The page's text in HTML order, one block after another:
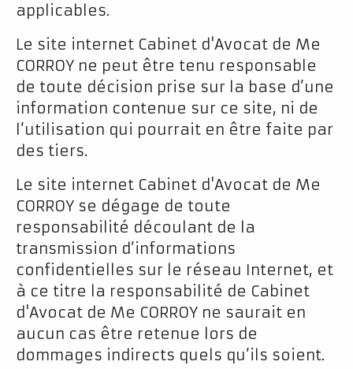
applicables.
Le site internet Cabinet d'Avocat de Me
CORROY ne peut être tenu responsable
de toute décision prise sur la base d’une
information contenue sur ce site, ni de
l’utilisation qui pourrait en être faite par
des tiers.
Le site internet Cabinet d'Avocat de Me
CORROY se dégage de toute
responsabilité découlant de la
transmission d’informations
confidentielles sur le réseau Internet, et
à ce titre la responsabilité de Cabinet
d'Avocat de Me CORROY ne saurait en
aucun cas être retenue lors de
dommages indirects quels qu’ils soient.